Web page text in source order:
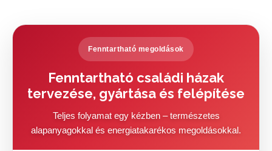
Fenntartható megoldások
Fenntartható családi házak
tervezése, gyártása és felépítése
Teljes folyamat egy kézben – természetes
alapanyagokkal és energiatakarékos megoldásokkal.